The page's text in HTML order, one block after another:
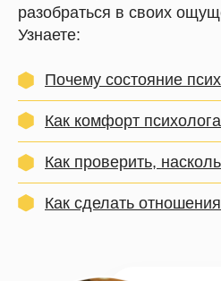
разобраться в своих
Узнаете:
Как проверить,
Почему состояние
Как комфорт
Как сделать